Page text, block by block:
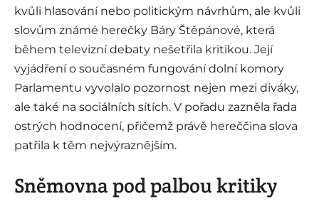
kvůli hlasování nebo politickým návrhům, ale kvůli
slovům známé herečky Báry Štěpánové, která
během televizní debaty nešetřila kritikou. Její
vyjádření o současném fungování dolní komory
Parlamentu vyvolalo pozornost nejen mezi diváky,
ale také na sociálních sítích. V pořadu zazněla řada
ostrých hodnocení, přičemž právě hereččina slova
patřila k těm nejvýraznějším.
Sněmovna pod palbou kritiky